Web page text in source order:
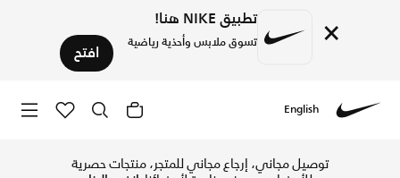
× تطبيق NIKE هنا!
تسوق ملابس وأحذية رياضية افتح
English
توصيل مجاني، إرجاع مجاني للمتجر، منتجات حصرية